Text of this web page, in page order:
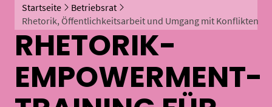
Startseite
Betriebsrat
Rhetorik, Öffentlichkeitsarbeit und Umgang mit Konflikten
RHETORIK-
EMPOWERMENT-